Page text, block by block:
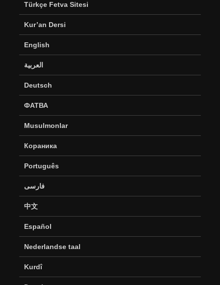
Türkçe Fetva Sitesi
Kur’an Dersi
English
العربية
Deutsch
ФАТВА
Musulmonlar
Кораника
Português
فارسی
中文
Español
Nederlandse taal
Kurdî